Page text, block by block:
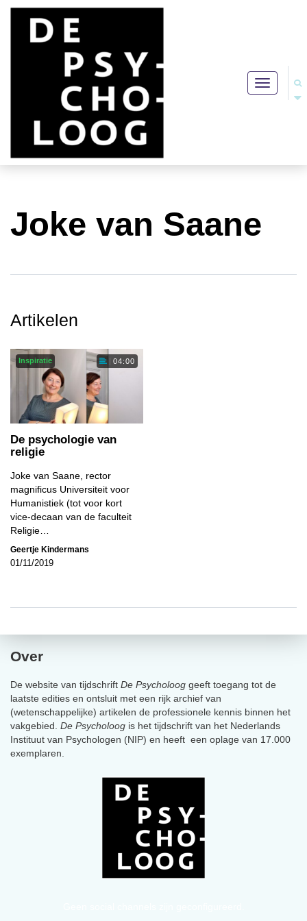
Toggle
navigation
Joke van Saane
Artikelen
Inspiratie 04:00
De psychologie van
religie
Joke van Saane, rector
magnificus Universiteit voor
Humanistiek (tot voor kort
vice-decaan van de faculteit
Religie…
Geertje Kindermans
01/11/2019
Over
De website van tijdschrift De Psycholoog geeft toegang tot de
laatste edities en ontsluit met een rijk archief van
(wetenschappelijke) artikelen de professionele kennis binnen het
vakgebied. De Psycholoog is het tijdschrift van het Nederlands
Instituut van Psychologen (NIP) en heeft een oplage van 17.000
exemplaren.